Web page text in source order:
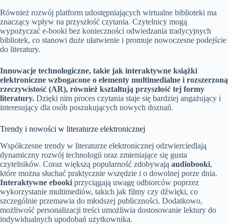
Również rozwój platform udostępniających wirtualne biblioteki ma
znaczący wpływ na przyszłość czytania. Czytelnicy mogą
wypożyczać e-booki bez konieczności odwiedzania tradycyjnych
bibliotek, co stanowi duże ułatwienie i promuje nowoczesne podejście
do literatury.
Innowacje technologiczne, takie jak interaktywne książki
elektroniczne wzbogacone o elementy multimedialne i rozszerzoną
rzeczywistość (AR), również kształtują przyszłość tej formy
literatury. Dzięki nim proces czytania staje się bardziej angażujący i
interesujący dla osób poszukujących nowych doznań.
Trendy i nowości w literaturze elektronicznej
Współczesne trendy w literaturze elektronicznej odzwierciedlają
dynamiczny rozwój technologii oraz zmieniające się gusta
czytelników. Coraz większą popularność zdobywają audiobooki,
które można słuchać praktycznie wszędzie i o dowolnej porze dnia.
Interaktywne ebooki przyciągają uwagę odbiorców poprzez
wykorzystanie multimediów, takich jak filmy czy dźwięki, co
szczególnie przemawia do młodszej publiczności. Dodatkowo,
możliwość personalizacji treści umożliwia dostosowanie lektury do
indywidualnych upodobań użytkownika.